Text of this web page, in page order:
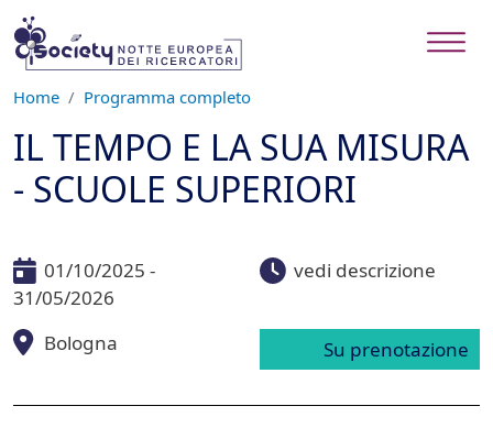
Salta al contenuto principale
Home Programma completo
IL TEMPO E LA SUA MISURA
- SCUOLE SUPERIORI
01/10/2025 -
31/05/2026
vedi descrizione
Bologna Su prenotazione